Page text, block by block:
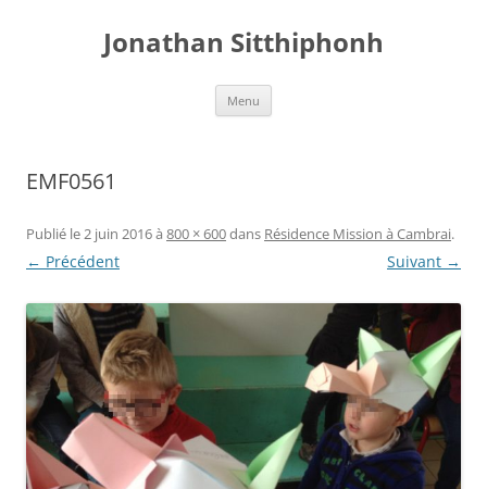
Jonathan Sitthiphonh
Menu
EMF0561
Publié le2 juin 2016à 800 × 600dans Résidence Mission à Cambrai.
← Précédent Suivant →